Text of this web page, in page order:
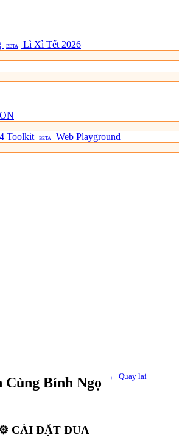
BETA Lì Xì Tết 2026
Toolkit BETA Web Playground
Cùng Bính Ngọ ← Quay lại
CÀI ĐẶT ĐUA